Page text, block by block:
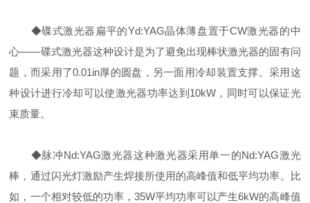
◆碟式激光器扁平的Yd:YAG晶体薄盘置于CW激光器的中
心——碟式激光器这种设计是为了避免出现棒状激光器的固有问
题，而采用了0.01in厚的圆盘，另一面用冷却装置支撑。采用这
种设计进行冷却可以使激光器功率达到10kW，同时可以保证光
束质量。
◆脉冲Nd:YAG激光器这种激光器采用单一的Nd:YAG激光
棒，通过闪光灯激励产生焊接所使用的高峰值和低平均功率。比
如，一个相对较低的功率，35W平均功率可以产生6kW的高峰值